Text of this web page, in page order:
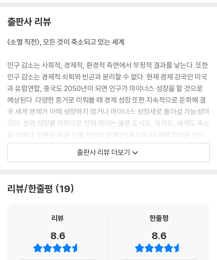
탄탄한 지역 경제 구축하기
지역 사회 생태계를 구축하기 위한 노력
10장: 2050년, 축소되는 세계에서 번성하며 살아가기
2050년, 앞으로 다가올 세상
미국의 경제적 우위는 2050년에도 지속된다
축소 도시의 변화를 막는 장애물
축소되는 세계에서 성공으로 가는 길
0만 명이나 줄었다.
--- p.56
제2차 세계대전 이후 전 세계에서 현대화와 도시화가 확산되자 출산율이
급감했다. 1960년에는 전 세계의 합계출산율이 4.98명이었다. 이후 198
0년이 되자 3.71명으로 떨어졌고 2018년에는 2.41명으로 급락했다.
--- p.72
싱가포르는 〈국가의 밤(National Night)〉을 지정했다. 국가의 밤이란 “경
제적으로 여유가 있으며 안정적이고 헌신적이며 장기적인 관계를 맺고 있
는 남녀 성인들에게” 잉태를 위한 관계를 맺을 것을 촉구하는 밤이다. 하지
만 싱가포르는 세계에서 합계출산율이 가장 낮은 나라 중 하나가 됐다. 싱
가포르보다 출산율이 낮은 나라는 대만과 한국뿐이다.
대한 재정 손실을 초래하고 있다.
출판사 리뷰
〈소멸 직전〉, 모든 것이 축소되고 있는 세계
인구 감소는 사회적, 경제적, 환경적 측면에서 부정적 결과를 낳는다. 또한
인구 감소는 경제적 쇠퇴와 빈곤과 분리할 수 없다. 현재 경제 강국인 미국
과 유럽연합, 중국도 2050년이 되면 인구가 마이너스 성장을 할 것으로
예상된다. 다양한 증거로 미뤄볼 때 경제 성장 또한 지속적으로 둔화해 결
국 세계 경제가 아예 성장하지 않거나 마이너스 성장세로 돌아설 가능성이
크다. 경제 성장률 하락으로 전체 파이는 물론 도시도, 국가도, 세계도 축소
될 것이다. 인류는 지금 소멸 직전의 단계인 〈축소의 시대〉에 접어든 것이
다.
특히 저자는 줄어드는 인구가 우리의 사회적, 경제적 삶에 어떤 영향을 미
주택 시장의 붕괴, 생산 가능 인구 감소 및 고령 인구 증가로 소비 감소와
와 글로벌 교역 감소, 인구보다 더 빠르게 감소하는 세수, 고령 인구 부양을
위한 재원 부족 등으로 자본주의 기반이 흔들리게 되면서 우리의 경제적
출판사 리뷰 더보기
리뷰/한줄평 19
리뷰
8.6
한줄평
8.6